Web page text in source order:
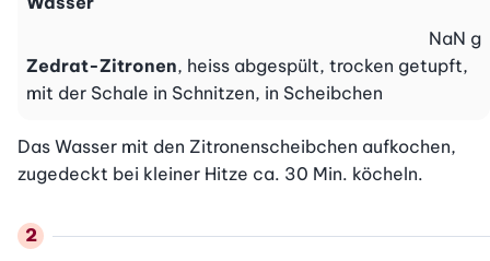
Zedrat-Zitronen, heiss abgespült, trocken getupft,
mit der Schale in Schnitzen, in Scheibchen
NaN g
Das Wasser mit den Zitronenscheibchen aufkochen,
zugedeckt bei kleiner Hitze ca. 30 Min. köcheln.